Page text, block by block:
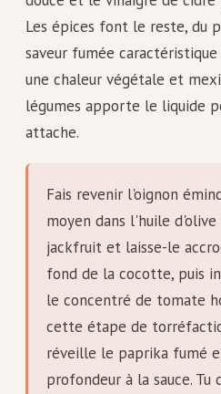
Les épices font le reste, du
saveur fumée
une chaleur végétale et
légumes apporte le liquide
attache.
Fais revenir l'oignon
moyen dans l'huile
jackfruit et laisse-le
fond de la cocotte, puis
le concentré de tomate
cette étape de
réveille le paprika fumé
profondeur à la sauce. Tu